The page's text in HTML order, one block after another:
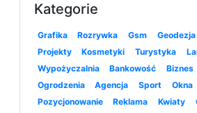
Kategorie
Grafika Rozrywka Gsm Geodezja
Projekty
Kosmetyki Turystyka
Wypożyczalnia
Bankowość Biznes
Ogrodzenia
Agencja Sport Okna
Pozycjonowanie
Reklama Kwiaty